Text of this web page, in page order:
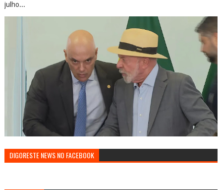
julho...
DIGORESTE NEWS NO FACEBOOK